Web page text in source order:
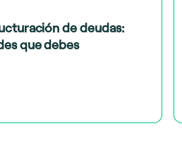
de deudas:
que debes